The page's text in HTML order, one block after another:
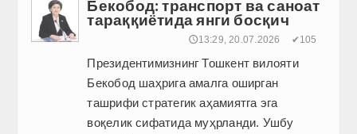
Бекобод: транспорт ва саноат
тараққиётида янги босқич
🕔13:29, 20.07.2026 ✔105
Президентимизнинг Тошкент вилояти
Бекобод шаҳрига амалга оширган
ташрифи стратегик аҳамиятга эга
воқелик сифатида муҳрланди. Ушбу